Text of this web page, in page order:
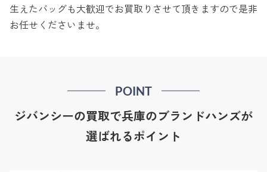
生えたバッグも大歓迎でお買取りさせて頂きますので是非
お任せくださいませ。
POINT
ジバンシーの買取で兵庫のブランドハンズが
選ばれるポイント